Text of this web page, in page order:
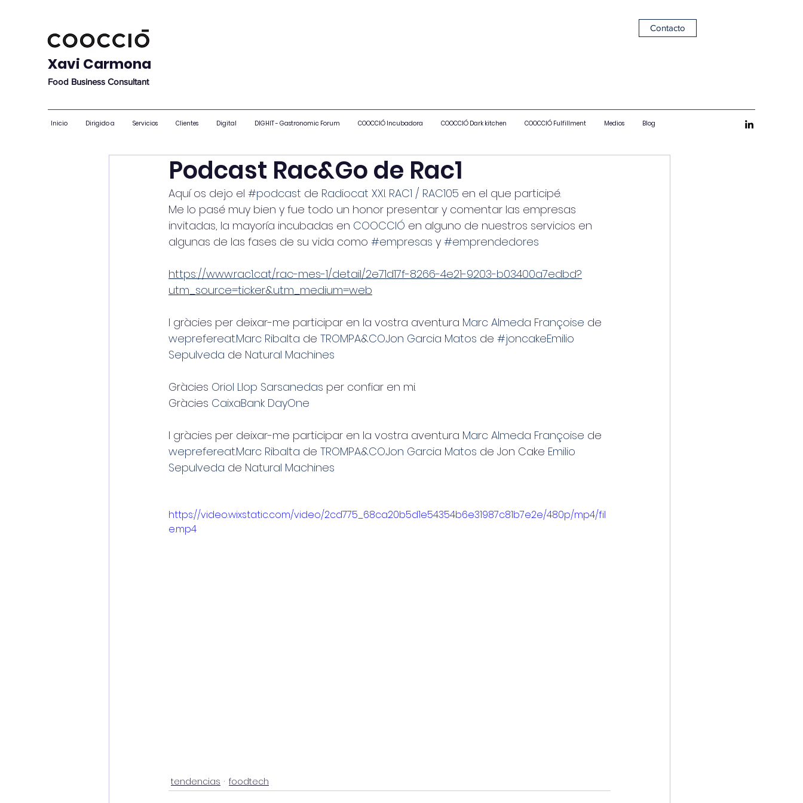
Xavi Carmona
Food Business Consultant
Contacto
Inicio Dirigido a Servicios Clientes Digital DIGHIT - Gastronomic Forum COOCCIÓ Incubadora COOCCIÓ Dark kitchen COOCCIÓ Fulfillment Medios Blog
Podcast Rac&Go de Rac1
Aquí os dejo el #podcast de Radiocat XXI. RAC1 / RAC105 en el que participé.
Me lo pasé muy bien y fue todo un honor presentar y comentar las empresas
invitadas, la mayoría incubadas en COOCCIÓ en alguno de nuestros servicios en
algunas de las fases de su vida como #empresas y #emprendedores
https://www.rac1.cat/rac-mes-1/detail/2e71d17f-8266-4e21-9203-b03400a7edbd?
utm_source=ticker&utm_medium=web
I gràcies per deixar-me participar en la vostra aventura Marc Almeda Françoise de
weprefereat.Marc Ribalta de TROMPA&CO.Jon Garcia Matos de #joncakeEmilio
Sepulveda de Natural Machines
Gràcies Oriol Llop Sarsanedas per confiar en mi.
Gràcies CaixaBank DayOne
I gràcies per deixar-me participar en la vostra aventura Marc Almeda Françoise de
weprefereat.Marc Ribalta de TROMPA&CO.Jon Garcia Matos de Jon Cake Emilio
Sepulveda de Natural Machines
https://video.wixstatic.com/video/2cd775_68ca20b5d1e54354b6e31987c81b7e2e/480p/mp4/fil
e.mp4
tendencias foodtech